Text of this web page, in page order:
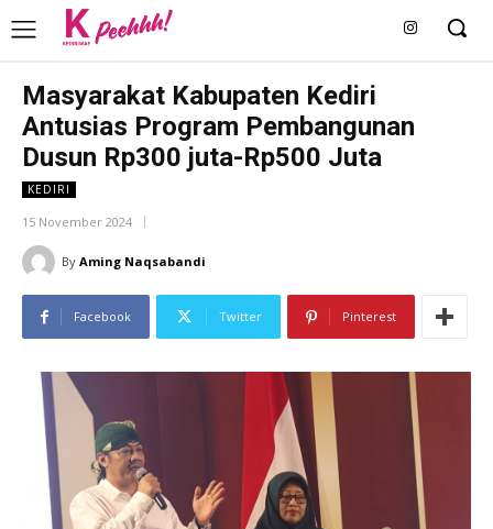
Masyarakat Kabupaten Kediri
Antusias Program Pembangunan
Dusun Rp300 juta-Rp500 Juta
KEDIRI
15 November 2024
By Aming Naqsabandi
Facebook Twitter Pinterest